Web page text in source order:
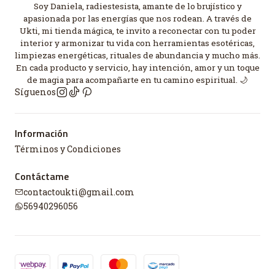
Soy Daniela, radiestesista, amante de lo brujístico y
apasionada por las energías que nos rodean. A través de
Ukti, mi tienda mágica, te invito a reconectar con tu poder
interior y armonizar tu vida con herramientas esotéricas,
limpiezas energéticas, rituales de abundancia y mucho más.
En cada producto y servicio, hay intención, amor y un toque
de magia para acompañarte en tu camino espiritual. 🌙
Síguenos
Información
Términos y Condiciones
Contáctame
contactoukti@gmail.com
56940296056